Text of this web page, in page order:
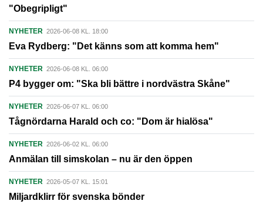
"Obegripligt"
NYHETER 2026-06-08 KL. 18:00
Eva Rydberg: "Det känns som att komma hem"
NYHETER 2026-06-08 KL. 06:00
P4 bygger om: "Ska bli bättre i nordvästra Skåne"
NYHETER 2026-06-07 KL. 06:00
Tågnördarna Harald och co: "Dom är hialösa"
NYHETER 2026-06-02 KL. 06:00
Anmälan till simskolan – nu är den öppen
NYHETER 2026-05-07 KL. 15:01
Miljardklirr för svenska bönder